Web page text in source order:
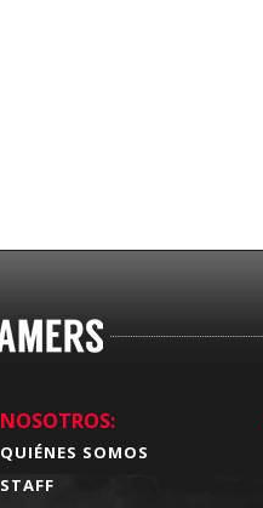
NOSOTROS:
QUIÉNES SOMOS
STAFF